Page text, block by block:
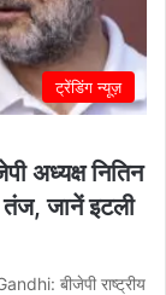
ट्रेंडिंग न्यूज़
अध्यक्ष नितिन
तंज, जानें इटली
बीजेपी राष्ट्रीय